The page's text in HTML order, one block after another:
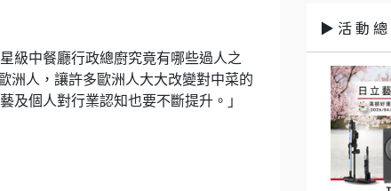
級中餐廳行政總廚究竟有哪些過人之
洲人，讓許多歐洲人大大改變對中菜的
及個人對行業認知也要不斷提升。」
▶ 活 動 總